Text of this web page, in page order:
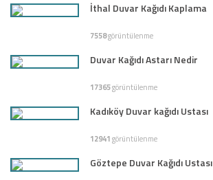
İthal Duvar Kağıdı Kaplama
7558görüntülenme
Duvar Kağıdı Astarı Nedir
17365görüntülenme
Kadıköy Duvar kağıdı Ustası
12941görüntülenme
Göztepe Duvar Kağıdı Ustası